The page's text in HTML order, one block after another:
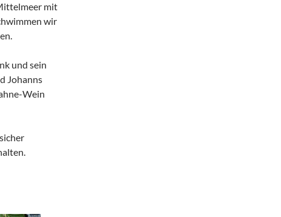
mit
wir
und sein
Johanns
Wein